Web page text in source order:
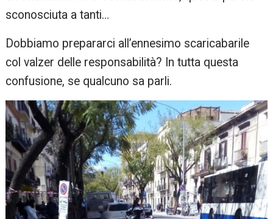
sconosciuta a tanti…
Dobbiamo prepararci all’ennesimo scaricabarile
col valzer delle responsabilità? In tutta questa
confusione, se qualcuno sa parli.